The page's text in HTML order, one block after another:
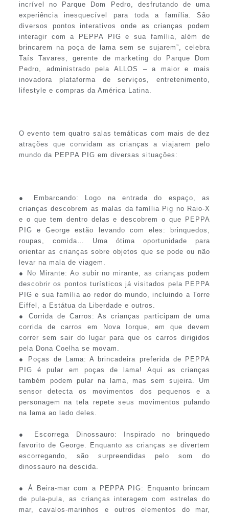
incrível no Parque Dom Pedro, desfrutando de uma
experiência inesquecível para toda a família. São
diversos pontos interativos onde as crianças podem
interagir com a PEPPA PIG e sua família, além de
brincarem na poça de lama sem se sujarem”, celebra
Taís Tavares, gerente de marketing do Parque Dom
Pedro, administrado pela ALLOS – a maior e mais
inovadora plataforma de serviços, entretenimento,
lifestyle e compras da América Latina.
O evento tem quatro salas temáticas com mais de dez
atrações que convidam as crianças a viajarem pelo
mundo da PEPPA PIG em diversas situações:
● Embarcando: Logo na entrada do espaço, as
crianças descobrem as malas da família Pig no Raio-X
e o que tem dentro delas e descobrem o que PEPPA
PIG e George estão levando com eles: brinquedos,
roupas, comida… Uma ótima oportunidade para
orientar as crianças sobre objetos que se pode ou não
levar na mala de viagem.
● No Mirante: Ao subir no mirante, as crianças podem
descobrir os pontos turísticos já visitados pela PEPPA
PIG e sua família ao redor do mundo, incluindo a Torre
Eiffel, a Estátua da Liberdade e outros.
● Corrida de Carros: As crianças participam de uma
corrida de carros em Nova Iorque, em que devem
correr sem sair do lugar para que os carros dirigidos
pela Dona Coelha se movam.
● Poças de Lama: A brincadeira preferida de PEPPA
PIG é pular em poças de lama! Aqui as crianças
também podem pular na lama, mas sem sujeira. Um
sensor detecta os movimentos dos pequenos e a
personagem na tela repete seus movimentos pulando
na lama ao lado deles.
● Escorrega Dinossauro: Inspirado no brinquedo
favorito de George. Enquanto as crianças se divertem
escorregando, são surpreendidas pelo som do
dinossauro na descida.
● À Beira-mar com a PEPPA PIG: Enquanto brincam
de pula-pula, as crianças interagem com estrelas do
mar, cavalos-marinhos e outros elementos do mar,